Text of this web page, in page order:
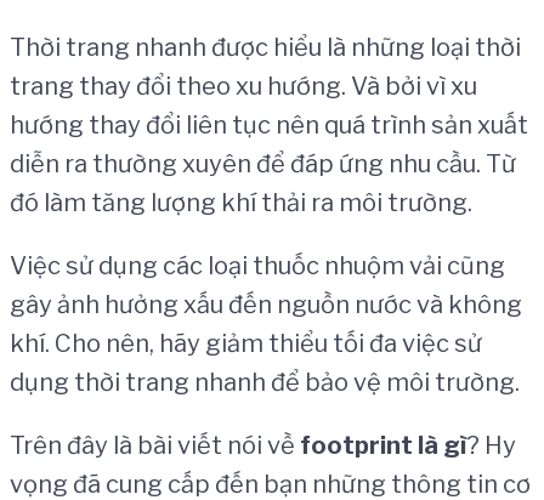
Thời trang nhanh được hiểu là những loại thời
trang thay đổi theo xu hướng. Và bởi vì xu
hướng thay đổi liên tục nên quá trình sản xuất
diễn ra thường xuyên để đáp ứng nhu cầu. Từ
đó làm tăng lượng khí thải ra môi trường.
Việc sử dụng các loại thuốc nhuộm vải cũng
gây ảnh hưởng xấu đến nguồn nước và không
khí. Cho nên, hãy giảm thiểu tối đa việc sử
dụng thời trang nhanh để bảo vệ môi trường.
Trên đây là bài viết nói về footprint là gì? Hy
vọng đã cung cấp đến bạn những thông tin cơ